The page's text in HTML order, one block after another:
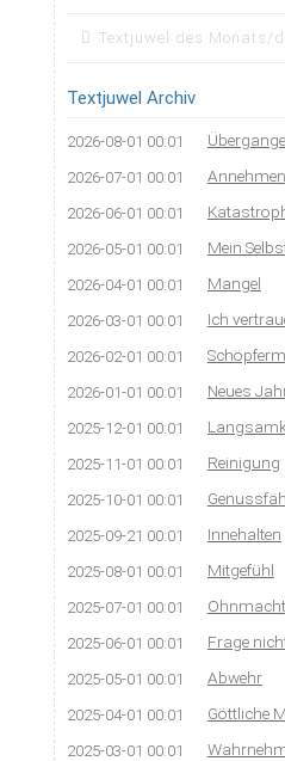
Textjuwel des Monats/
Textjuwel Archiv
2026-08-01 00:01
2026-07-01 00:01 Annehmen
2026-06-01 00:01
2026-05-01 00:01 Mein
2026-04-01 00:01 Mangel
2026-03-01 00:01 Ich
2026-02-01 00:01
2026-01-01 00:01 Neues
2025-12-01 00:01
2025-11-01 00:01 Reinigung
2025-10-01 00:01
2025-09-21 00:01 Innehalten
2025-08-01 00:01 Mitgefühl
2025-07-01 00:01 Ohnmacht
2025-06-01 00:01 Frage
2025-05-01 00:01 Abwehr
2025-04-01 00:01 Göttliche
2025-03-01 00:01